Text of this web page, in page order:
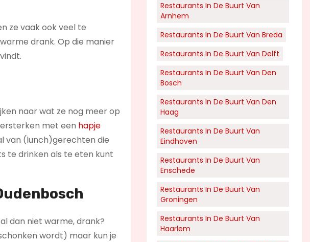
ze vaak ook veel te
drank. Op die manier
naar wat ze nog meer op
met een hapje
van (lunch)gerechten die
te drinken als te eten kunt
dan niet warme, drank?
wordt) maar kun je
Restaurants In De Buurt Van
Arnhem
Restaurants In De Buurt Van Breda
Restaurants In De Buurt Van Delft
Restaurants In De Buurt Van Den
Bosch
Restaurants In De Buurt Van Den
Haag
Restaurants In De Buurt Van
Eindhoven
Restaurants In De Buurt Van
Enschede
Restaurants In De Buurt Van
Groningen
Restaurants In De Buurt Van
Haarlem